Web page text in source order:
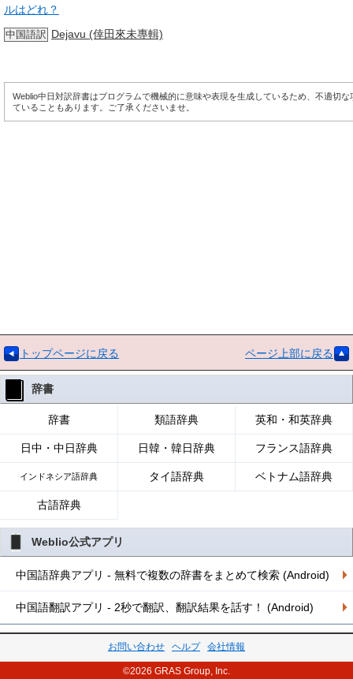
ルはどれ？
中国語訳 Dejavu (倖田來未專輯)
Weblio中日対訳辞書はプログラムで機械的に意味や表現を生成しているため、不適切な
ていることもあります。ご了承くださいませ。
トップページに戻る ページ上部に戻る
辞書
辞書 類語辞典 英和・和英辞典
日中・中日辞典 日韓・韓日辞典 フランス語辞典
インドネシア語辞典 タイ語辞典 ベトナム語辞典
古語辞典
Weblio公式アプリ
中国語辞典アプリ - 無料で複数の辞書をまとめて検索 (Android)
中国語翻訳アプリ - 2秒で翻訳、翻訳結果を話す！ (Android)
お問い合わせ ヘルプ 会社情報
©2026 GRAS Group, Inc.